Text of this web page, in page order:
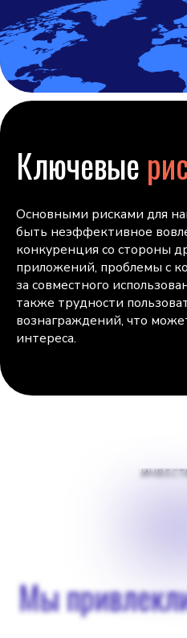
Ключевые
Основными рисками для
быть неэффективное
конкуренция со стороны
приложений, проблемы с
за совместного
также трудности
вознаграждений, что
интереса.
Мы